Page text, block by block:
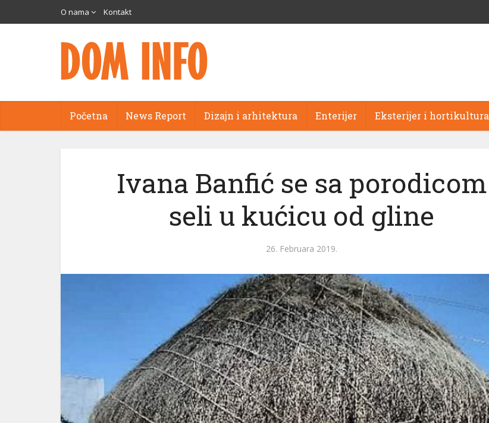
O nama Kontakt
Početna News Report Dizajn i arhitektura Enterijer Eksterijer i hortikultura
Ivana Banfić se sa porodicom
seli u kućicu od gline
26. Februara 2019.